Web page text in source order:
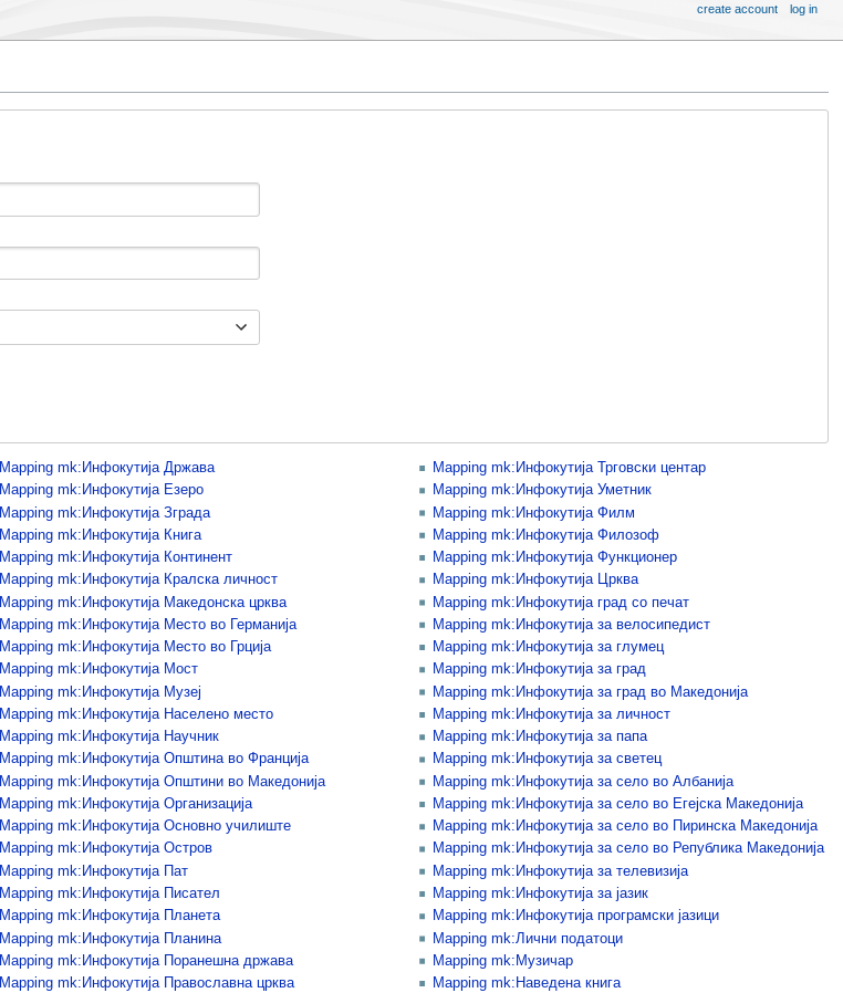
Mapping mk:Инфокутија Држава
Mapping mk:Инфокутија Езеро
Mapping mk:Инфокутија Зграда
Mapping mk:Инфокутија Книга
Mapping mk:Инфокутија Континент
Mapping mk:Инфокутија Кралска личност
Mapping mk:Инфокутија Македонска црква
Mapping mk:Инфокутија Место во Германија
Mapping mk:Инфокутија Место во Грција
Mapping mk:Инфокутија Мост
Mapping mk:Инфокутија Музеј
Mapping mk:Инфокутија Населено место
Mapping mk:Инфокутија Научник
Mapping mk:Инфокутија Општина во Франција
Mapping mk:Инфокутија Општини во Македонија
Mapping mk:Инфокутија Организација
Mapping mk:Инфокутија Основно училиште
Mapping mk:Инфокутија Остров
Mapping mk:Инфокутија Пат
Mapping mk:Инфокутија Писател
Mapping mk:Инфокутија Планета
Mapping mk:Инфокутија Планина
Mapping mk:Инфокутија Поранешна држава
Mapping mk:Инфокутија Православна црква
Mapping mk:Инфокутија Трговски центар
Mapping mk:Инфокутија Уметник
Mapping mk:Инфокутија Филм
Mapping mk:Инфокутија Филозоф
Mapping mk:Инфокутија Функционер
Mapping mk:Инфокутија Црква
Mapping mk:Инфокутија град со печат
Mapping mk:Инфокутија за велосипедист
Mapping mk:Инфокутија за глумец
Mapping mk:Инфокутија за град
Mapping mk:Инфокутија за град во Македонија
Mapping mk:Инфокутија за личност
Mapping mk:Инфокутија за папа
Mapping mk:Инфокутија за светец
Mapping mk:Инфокутија за село во Албанија
Mapping mk:Инфокутија за село во Егејска Македонија
Mapping mk:Инфокутија за село во Пиринска Македонија
Mapping mk:Инфокутија за село во Република Македонија
Mapping mk:Инфокутија за телевизија
Mapping mk:Инфокутија за јазик
Mapping mk:Инфокутија програмски јазици
Mapping mk:Лични податоци
Mapping mk:Музичар
Mapping mk:Наведена книга
create account log in